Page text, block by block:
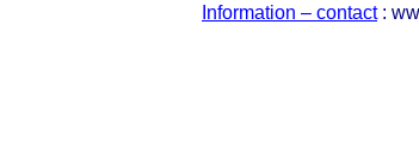
Information – contact: